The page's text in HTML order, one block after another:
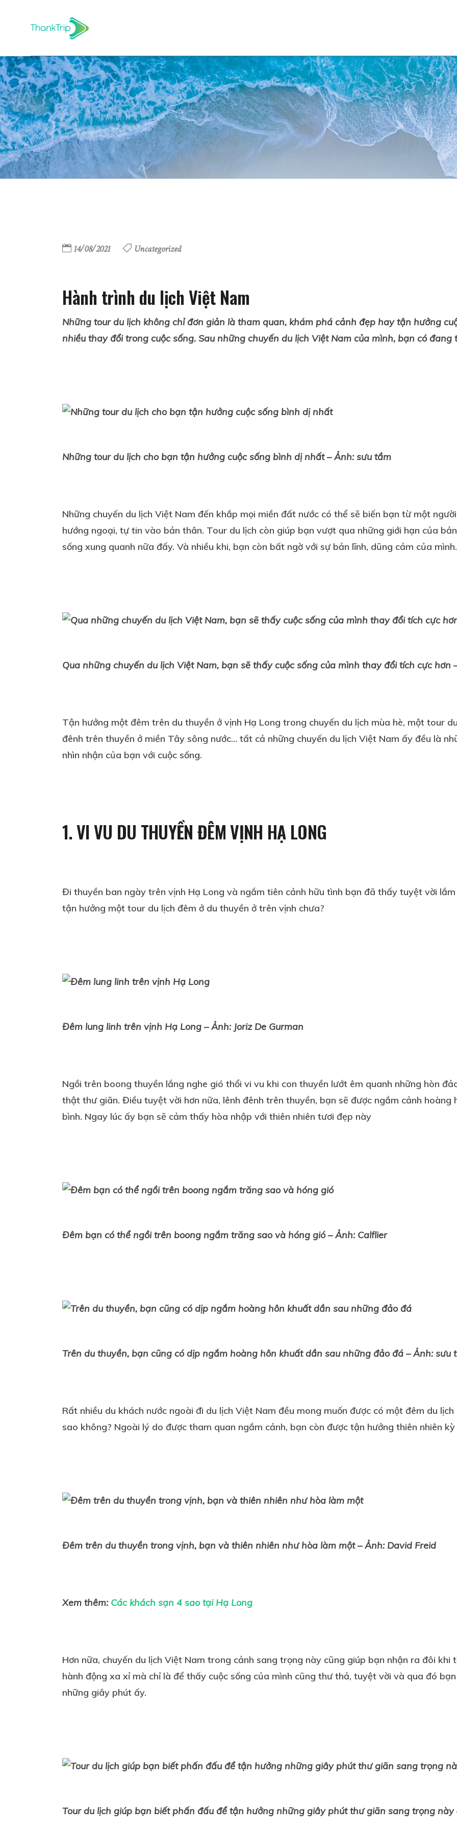
14/08/2021 Uncategorized
Hành trình du lịch Việt Nam
Những tour du lịch không chỉ đơn giản là tham quan, khám phá cảnh đẹp hay tận hưởng
nhiều thay đổi trong cuộc sống. Sau những chuyến du lịch Việt Nam của mình, bạn có
Những tour du lịch cho bạn tận hưởng cuộc sống bình dị nhất – Ảnh: sưu tầm
Những chuyến du lịch Việt Nam đến khắp mọi miền đất nước có thể sẽ biến bạn từ một
hướng ngoại, tự tin vào bản thân. Tour du lịch còn giúp bạn vượt qua những giới hạn của
sống xung quanh nữa đấy. Và nhiều khi, bạn còn bất ngờ với sự bản lĩnh, dũng cảm của mình.
Qua những chuyến du lịch Việt Nam, bạn sẽ thấy cuộc sống của mình thay đổi tích cực hơn
Tận hưởng một đêm trên du thuyền ở vịnh Hạ Long trong chuyến du lịch mùa hè, một tour
đênh trên thuyền ở miền Tây sông nước… tất cả những chuyến du lịch Việt Nam ấy đều là
nhìn nhận của bạn với cuộc sống.
1. VI VU DU THUYỀN ĐÊM VỊNH HẠ LONG
Đi thuyền ban ngày trên vịnh Hạ Long và ngắm tiên cảnh hữu tình bạn đã thấy tuyệt vời
tận hưởng một tour du lịch đêm ở du thuyền ở trên vịnh chưa?
Đêm lung linh trên vịnh Hạ Long – Ảnh: Joriz De Gurman
Ngồi trên boong thuyền lắng nghe gió thổi vi vu khi con thuyền lướt êm quanh những hòn
thật thư giãn. Điều tuyệt vời hơn nữa, lênh đênh trên thuyền, bạn sẽ được ngắm cảnh
bình. Ngay lúc ấy bạn sẽ cảm thấy hòa nhập với thiên nhiên tươi đẹp này
Đêm bạn có thể ngồi trên boong ngắm trăng sao và hóng gió – Ảnh: Calflier
Trên du thuyền, bạn cũng có dịp ngắm hoàng hôn khuất dần sau những đảo đá – Ảnh: sưu
Rất nhiều du khách nước ngoài đi du lịch Việt Nam đều mong muốn được có một đêm du
sao không? Ngoài lý do được tham quan ngắm cảnh, bạn còn được tận hưởng thiên nhiên
Đêm trên du thuyền trong vịnh, bạn và thiên nhiên như hòa làm một – Ảnh: David Freid
Xem thêm: Các khách sạn 4 sao tại Hạ Long
Hơn nữa, chuyến du lịch Việt Nam trong cảnh sang trọng này cũng giúp bạn nhận ra đôi khi
hành động xa xỉ mà chỉ là để thấy cuộc sống của mình cũng thư thả, tuyệt vời và qua đó
những giây phút ấy.
Tour du lịch giúp bạn biết phấn đấu để tận hưởng những giây phút thư giãn sang trọng này